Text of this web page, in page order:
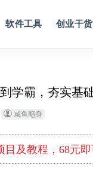
软件工具 创业干货
学霸，夯实基
咸鱼翻身
目及教程，68元